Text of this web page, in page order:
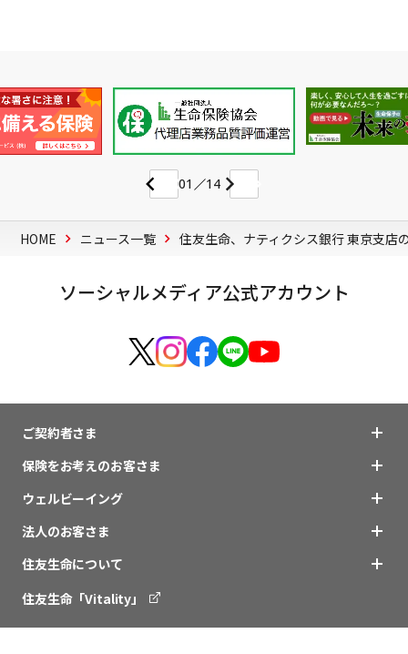
01 14
HOME ニュース一覧 住友生命、ナティクシス銀行 東京支店
ソーシャルメディア公式アカウント
ご契約者さま
保険をお考えのお客さま
ウェルビーイング
法人のお客さま
住友生命について
住友生命「Vitality」